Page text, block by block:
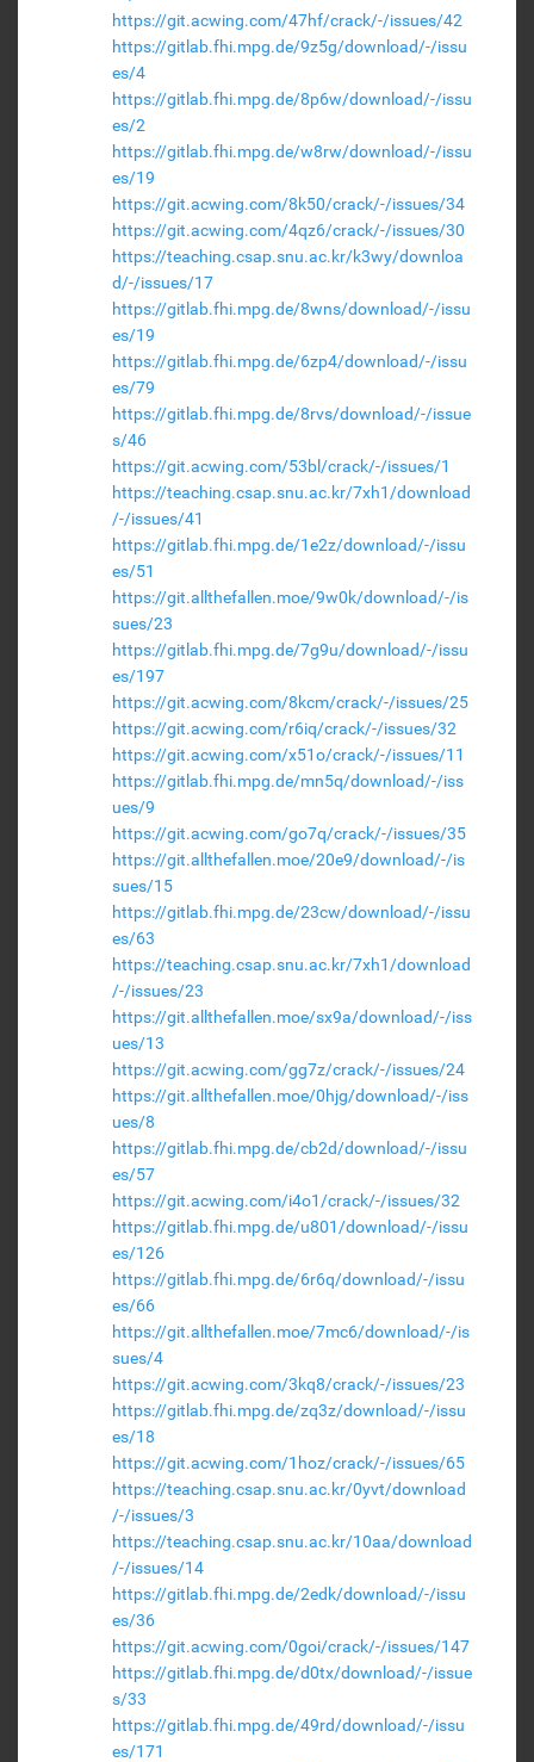
https://git.acwing.com/47hf/crack/-/issues/42
https://gitlab.fhi.mpg.de/9z5g/download/-/issu
es/4
https://gitlab.fhi.mpg.de/8p6w/download/-/issu
es/2
https://gitlab.fhi.mpg.de/w8rw/download/-/issu
es/19
https://git.acwing.com/8k50/crack/-/issues/34
https://git.acwing.com/4qz6/crack/-/issues/30
https://teaching.csap.snu.ac.kr/k3wy/downloa
d/-/issues/17
https://gitlab.fhi.mpg.de/8wns/download/-/issu
es/19
https://gitlab.fhi.mpg.de/6zp4/download/-/issu
es/79
https://gitlab.fhi.mpg.de/8rvs/download/-/issue
s/46
https://git.acwing.com/53bl/crack/-/issues/1
https://teaching.csap.snu.ac.kr/7xh1/download
/-/issues/41
https://gitlab.fhi.mpg.de/1e2z/download/-/issu
es/51
https://git.allthefallen.moe/9w0k/download/-/is
sues/23
https://gitlab.fhi.mpg.de/7g9u/download/-/issu
es/197
https://git.acwing.com/8kcm/crack/-/issues/25
https://git.acwing.com/r6iq/crack/-/issues/32
https://git.acwing.com/x51o/crack/-/issues/11
https://gitlab.fhi.mpg.de/mn5q/download/-/iss
ues/9
https://git.acwing.com/go7q/crack/-/issues/35
https://git.allthefallen.moe/20e9/download/-/is
sues/15
https://gitlab.fhi.mpg.de/23cw/download/-/issu
es/63
https://teaching.csap.snu.ac.kr/7xh1/download
/-/issues/23
https://git.allthefallen.moe/sx9a/download/-/iss
ues/13
https://git.acwing.com/gg7z/crack/-/issues/24
https://git.allthefallen.moe/0hjg/download/-/iss
ues/8
https://gitlab.fhi.mpg.de/cb2d/download/-/issu
es/57
https://git.acwing.com/i4o1/crack/-/issues/32
https://gitlab.fhi.mpg.de/u801/download/-/issu
es/126
https://gitlab.fhi.mpg.de/6r6q/download/-/issu
es/66
https://git.allthefallen.moe/7mc6/download/-/is
sues/4
https://git.acwing.com/3kq8/crack/-/issues/23
https://gitlab.fhi.mpg.de/zq3z/download/-/issu
es/18
https://git.acwing.com/1hoz/crack/-/issues/65
https://teaching.csap.snu.ac.kr/0yvt/download
/-/issues/3
https://teaching.csap.snu.ac.kr/10aa/download
/-/issues/14
https://gitlab.fhi.mpg.de/2edk/download/-/issu
es/36
https://git.acwing.com/0goi/crack/-/issues/147
https://gitlab.fhi.mpg.de/d0tx/download/-/issue
s/33
https://gitlab.fhi.mpg.de/49rd/download/-/issu
es/171